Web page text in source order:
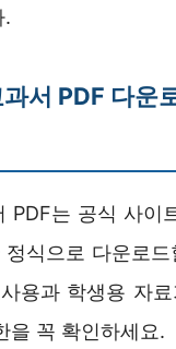
.
서 PDF 다운
PDF는 공식 사이
정식으로 다운로
용과 학생용 자
을 꼭 확인하세요.